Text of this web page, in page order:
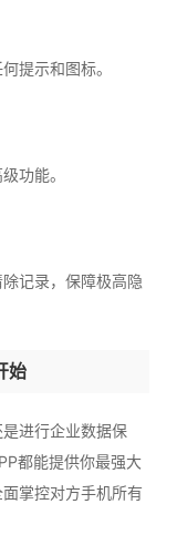
提示和图标。
功能。
记录，保障极高隐
始
进行企业数据保
都能提供你最强大
掌控对方手机所有